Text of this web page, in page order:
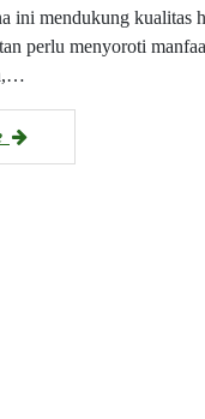
ini mendukung kualitas
perlu menyoroti